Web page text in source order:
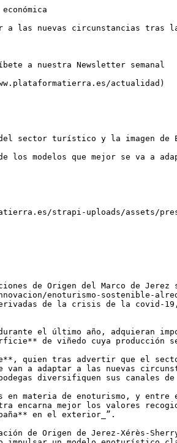
a las nuevas circunstancias
a nuestra Newsletter semanal
actualidad)
sector turístico y la imagen de
de los modelos que mejor se va
strapi-uploads/assets/
de Origen del Marco de
enoturismo-sostenible-
de la crisis de la covid-19,
el último año, adquieran
de viñedo cuya producción
quien tras advertir que el
van a adaptar a las nuevas
diversifiquen sus canales
materia de enoturismo, y
encarna mejor los valores
en el exterior_”.
de Origen de Jerez-Xérès-